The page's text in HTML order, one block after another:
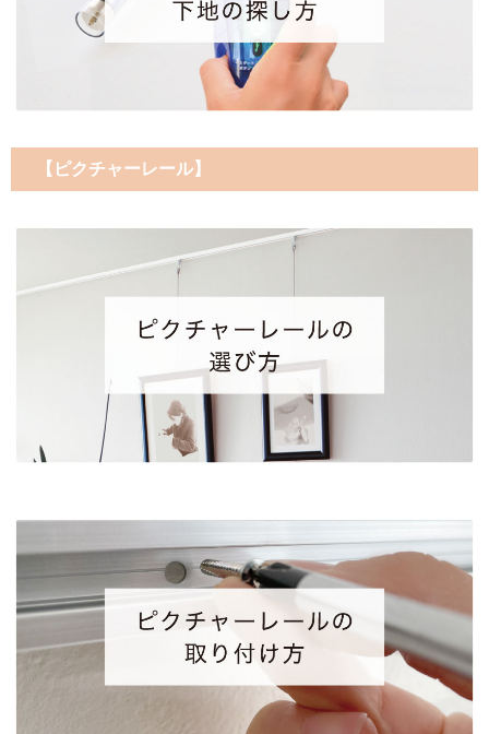
【ピクチャーレール】